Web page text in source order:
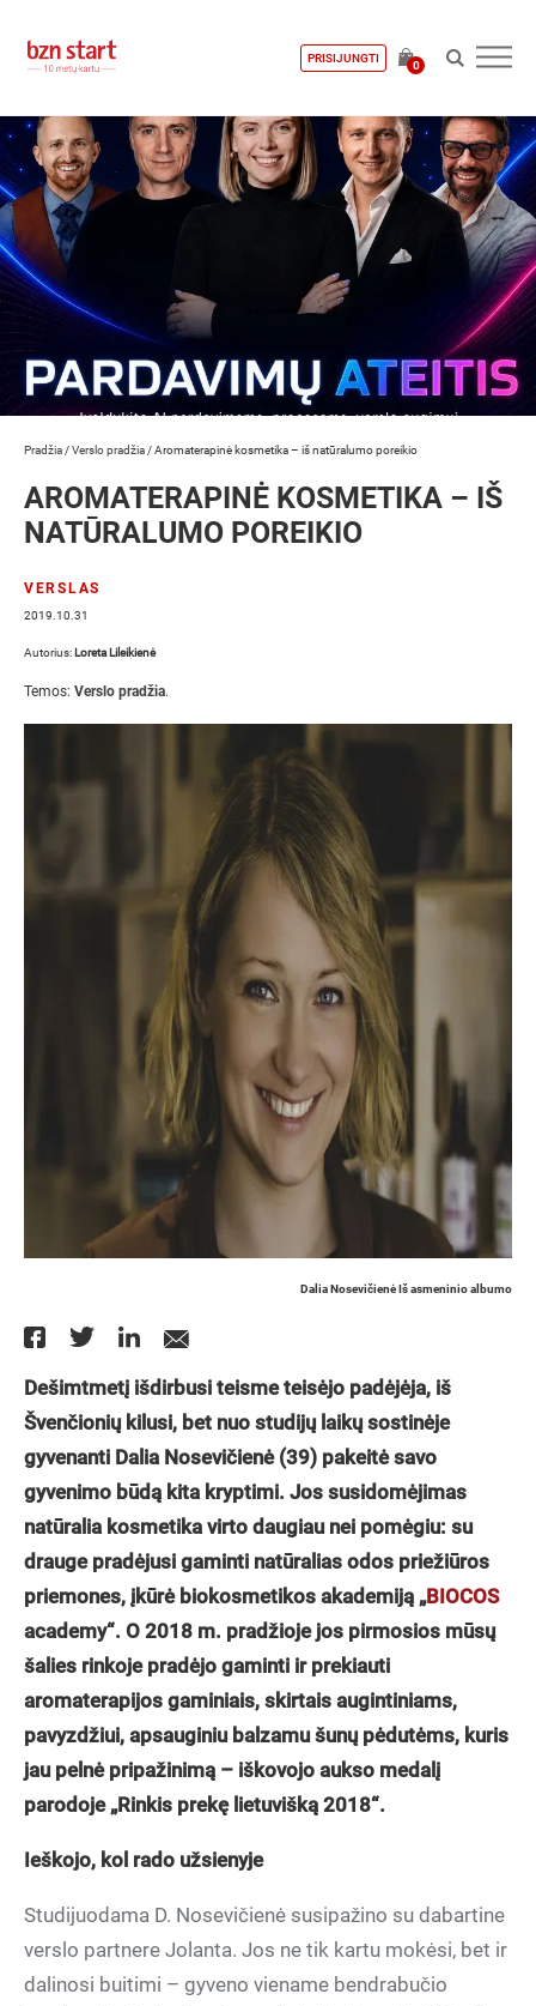
PRISIJUNGTI
0
Pradžia /Verslo pradžia /Aromaterapinė kosmetika – iš natūralumo poreikio
AROMATERAPINĖ KOSMETIKA – IŠ
NATŪRALUMO POREIKIO
VERSLAS
2019.10.31
Autorius: Loreta Lileikienė
Temos: Verslo pradžia.
Dalia Nosevičienė Iš asmeninio albumo
Dešimtmetį išdirbusi teisme teisėjo padėjėja, iš
Švenčionių kilusi, bet nuo studijų laikų sostinėje
gyvenanti Dalia Nosevičienė (39) pakeitė savo
gyvenimo būdą kita kryptimi. Jos susidomėjimas
natūralia kosmetika virto daugiau nei pomėgiu: su
drauge pradėjusi gaminti natūralias odos priežiūros
priemones, įkūrė biokosmetikos akademiją „BIOCOS
academy“. O 2018 m. pradžioje jos pirmosios mūsų
šalies rinkoje pradėjo gaminti ir prekiauti
aromaterapijos gaminiais, skirtais augintiniams,
pavyzdžiui, apsauginiu balzamu šunų pėdutėms, kuris
jau pelnė pripažinimą – iškovojo aukso medalį
parodoje „Rinkis prekę lietuvišką 2018“.
Ieškojo, kol rado užsienyje
Studijuodama D. Nosevičienė susipažino su dabartine
verslo partnere Jolanta. Jos ne tik kartu mokėsi, bet ir
dalinosi buitimi – gyveno viename bendrabučio